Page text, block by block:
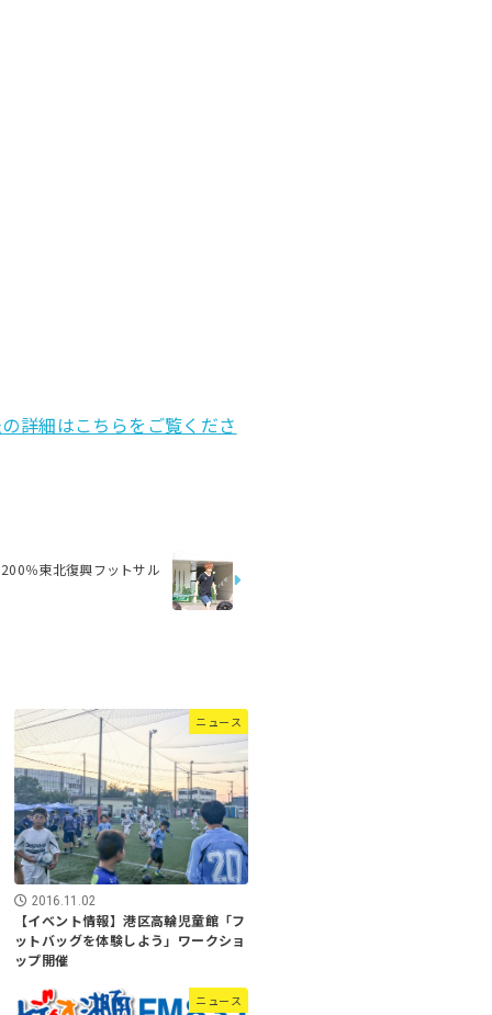
詳細はこちらをご覧くださ
％東北復興フットサル
ニュース
2016.11.02
【イベント情報】港区高輪児童館「フ
ットバッグを体験しよう」ワークショ
ップ開催
ニュース